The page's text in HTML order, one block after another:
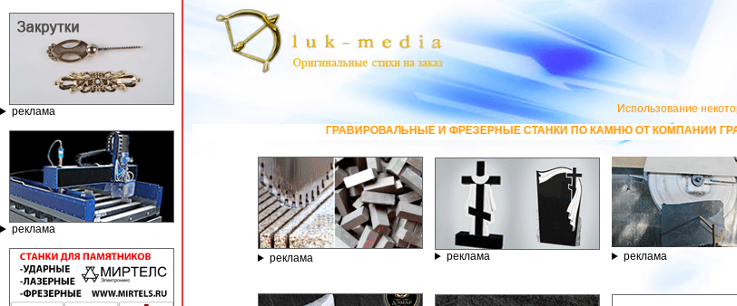
реклама
реклама
Использование
ГРАВИРОВАЛЬНЫЕ И ФРЕЗЕРНЫЕ СТАНКИ ПО КАМНЮ ОТ КОМПАНИИ ГРАВЁР - ТЕЛЕФОН
реклама реклама реклама